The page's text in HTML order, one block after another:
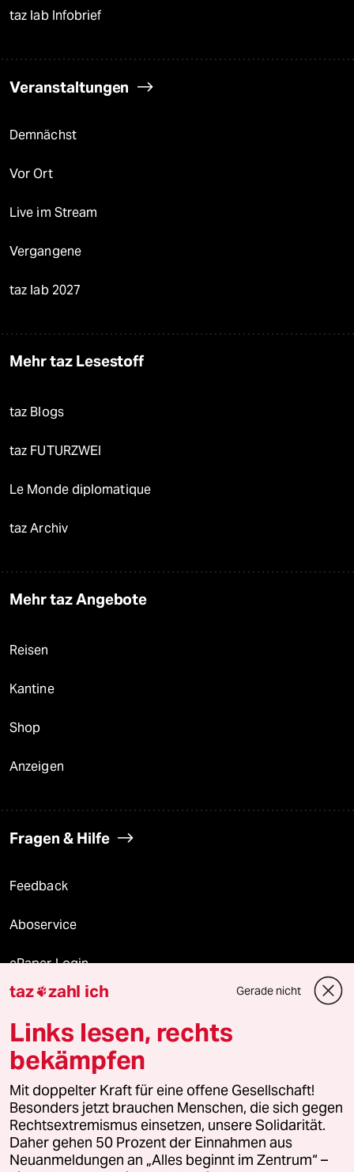
taz lab Infobrief
Veranstaltungen
Demnächst
Vor Ort
Live im Stream
Vergangene
taz lab 2027
Mehr taz Lesestoff
taz Blogs
taz FUTURZWEI
Le Monde diplomatique
taz Archiv
Mehr taz Angebote
Reisen
Kantine
Shop
Anzeigen
Fragen & Hilfe
Feedback
Aboservice
ePaper Login
Downloads für Abonnierende
© 2026 taz Verlags und Vertriebs GmbH
Alle Rechte vorbehalten. Bei rechtlichen Fragen oder für Genehmigungen
wenden Sie sich bitte an
lizenzen@taz.de
Feedback Redaktionsstatut Kommune-Richtlinien
taz zahl ich Gerade nicht
Links lesen, rechts
bekämpfen
Mit doppelter Kraft für eine offene Gesellschaft!
Besonders jetzt brauchen Menschen, die sich gegen
Rechtsextremismus einsetzen, unsere Solidarität.
Daher gehen 50 Prozent der Einnahmen aus
Neuanmeldungen an „Alles beginnt im Zentrum“ –